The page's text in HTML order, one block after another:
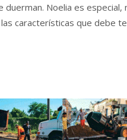
duerman. Noelia es especial,
características que debe